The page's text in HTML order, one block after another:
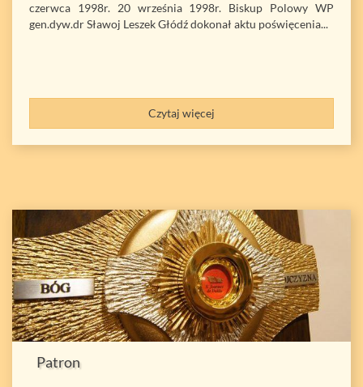
czerwca 1998r. 20 września 1998r. Biskup Polowy WP
gen.dyw.dr Sławoj Leszek Głódź dokonał aktu poświęcenia...
Czytaj więcej
Patron